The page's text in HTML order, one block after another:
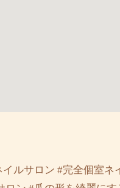
ルサロン #完全個室ネ